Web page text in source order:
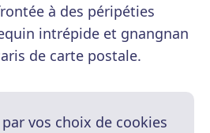
à des péripéties
intrépide et gnangnan
de carte postale.
vos choix de cookies